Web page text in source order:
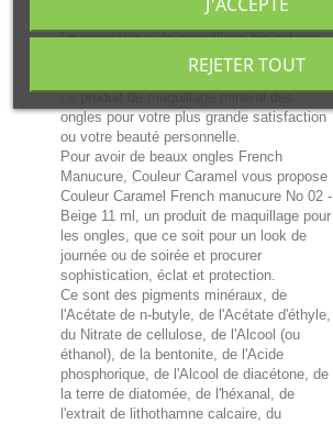
La cosmétique de maquillage bio est une
La société Les Copines Bio vous suggère
ce produit de maquillage minéral des
ongles pour votre plus grande satisfaction
ou votre beauté personnelle.
Pour avoir de beaux ongles French
Manucure, Couleur Caramel vous propose
Couleur Caramel French manucure No 02 -
Beige 11 ml, un produit de maquillage pour
les ongles, que ce soit pour un look de
journée ou de soirée et procurer
sophistication, éclat et protection.
Ce sont des pigments minéraux, de
l'Acétate de n-butyle, de l'Acétate d'éthyle,
du Nitrate de cellulose, de l'Alcool (ou
éthanol), de la bentonite, de l'Acide
phosphorique, de l'Alcool de diacétone, de
la terre de diatomée, de l'héxanal, de
l'extrait de lithothamne calcaire, du
REJETER TOUT